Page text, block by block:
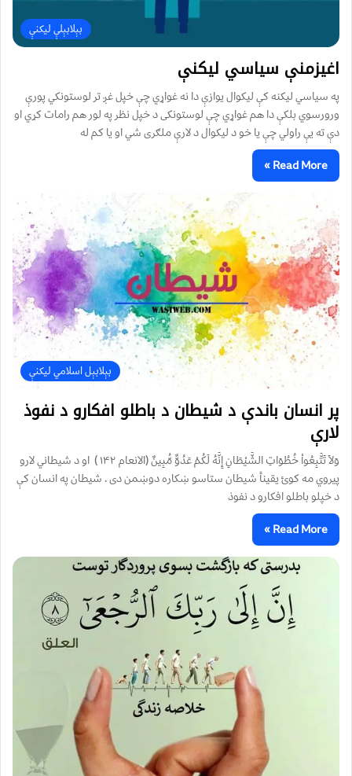
بېلابېلې لیکنې
اغيزمنې سياسي ليکنې
په سياسي ليکنه کې ليکوال يوازې دا نه غواړي چې خپل غږ تر لوستونکي پورې
ورورسوي بلکې دا هم غواړي چې لوستونکی د خپل نظر په لور هم رامات کړي او
دې ته يې راولي چې يا خو د ليکوال د لارې ملګری شي او يا کم له
Read More »
بېلابېل اسلامي لیکنې
پر انسان باندې د شيطان د باطلو افکارو د نفوذ
لارې
وَلاَ تَتَّبِعُواْ خُطُوَاتِ الشَّيْطَانِ إِنَّهُ لَكُمْ عَدُوٌّ مُّبِينٌ (الانعام ۱۴۲ ) او د شيطاني لارو
پيروي مه کوئ یقيناً شيطان ستاسو ښکاره دوښمن دی . شيطان په انسان کې
د خپلو باطلو افکارو د نفوذ
Read More »